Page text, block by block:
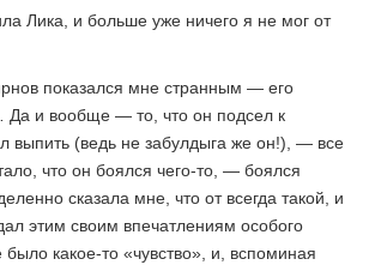
Лика, и больше уже ничего я не мог от
показался мне странным — его
и вообще — то, что он подсел к
выпить (ведь не забулдыга же он!), — все
что он боялся чего-то, — боялся
сказала мне, что от всегда такой, и
этим своим впечатлениям особого
какое-то «чувство», и, вспоминая